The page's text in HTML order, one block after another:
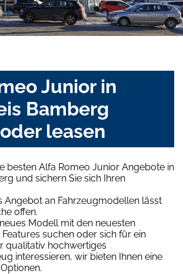
Junior in
Bamberg
leasen
besten Alfa Romeo Junior Angebote in
und sichern Sie sich Ihren
Angebot an Fahrzeugmodellen lässt
offen.
Modell mit den neuesten
suchen oder sich für ein
qualitativ hochwertiges
interessieren, wir bieten Ihnen eine